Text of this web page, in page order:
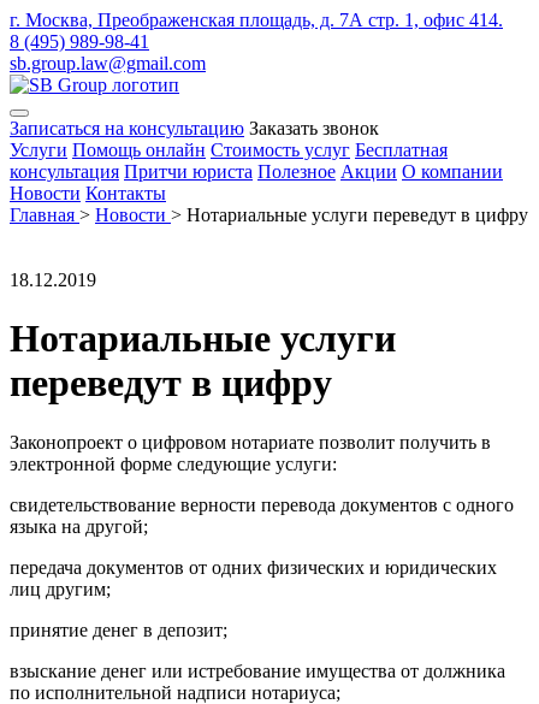
г. Москва, Преображенская площадь, д. 7А стр. 1, офис 414.
8 (495) 989-98-41
sb.group.law@gmail.com
Записаться на консультацию Заказать звонок
Услуги Помощь онлайн Стоимость услуг Бесплатная
консультация Притчи юриста Полезное Акции О компании
Новости Контакты
Главная > Новости > Нотариальные услуги переведут в цифру
18.12.2019
Нотариальные услуги
переведут в цифру
Законопроект о цифровом нотариате позволит получить в
электронной форме следующие услуги:
свидетельствование верности перевода документов с одного
языка на другой;
передача документов от одних физических и юридических
лиц другим;
принятие денег в депозит;
взыскание денег или истребование имущества от должника
по исполнительной надписи нотариуса;